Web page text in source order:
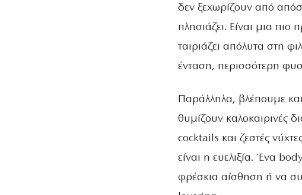
δεν ξεχωρίζουν από
πλησιάζει. Είναι μια
ταιριάζει απόλυτα στη
ένταση, περισσότερη
Παράλληλα, βλέπουμε
θυμίζουν καλοκαιρινές
cocktails και ζεστές
είναι η ευελιξία. Ένα
φρέσκια αίσθηση ή να